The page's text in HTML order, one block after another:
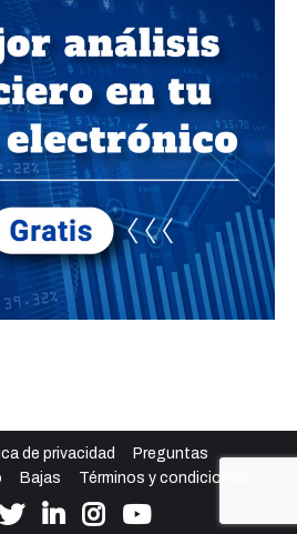
de privacidad
Preguntas
Bajas Términos y condiciones